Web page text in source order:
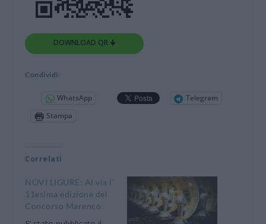
DOWNLOAD QR 🠋
Condividi:
WhatsApp
Telegram
Stampa
Correlati
NOVI LIGURE: Al via l’
11esima edizione del
Concorso Marenco